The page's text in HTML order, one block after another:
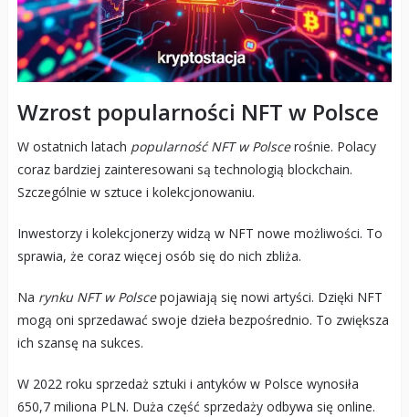
Wzrost popularności NFT w Polsce
W ostatnich latach popularność NFT w Polscerośnie. Polacy
coraz bardziej zainteresowani są technologią blockchain.
Szczególnie w sztuce i kolekcjonowaniu.
Inwestorzy i kolekcjonerzy widzą w NFT nowe możliwości. To
sprawia, że coraz więcej osób się do nich zbliża.
Na rynku NFT w Polscepojawiają się nowi artyści. Dzięki NFT
mogą oni sprzedawać swoje dzieła bezpośrednio. To zwiększa
ich szansę na sukces.
W 2022 roku sprzedaż sztuki i antyków w Polsce wynosiła
650,7 miliona PLN. Duża część sprzedaży odbywa się online.